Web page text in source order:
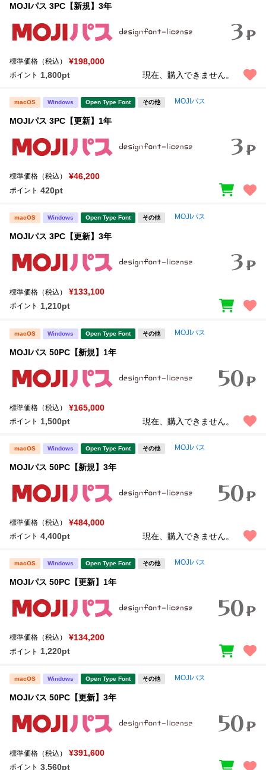
MOJIパス 3PC【新規】3年
標準価格（税込） ¥198,000
ポイント 1,800pt 現在、購入できません。
macOS Windows Open Type Font その他 MOJIパス
MOJIパス 3PC【更新】1年
標準価格（税込） ¥46,200
ポイント 420pt
macOS Windows Open Type Font その他 MOJIパス
MOJIパス 3PC【更新】3年
標準価格（税込） ¥133,100
ポイント 1,210pt
macOS Windows Open Type Font その他 MOJIパス
MOJIパス 50PC【新規】1年
標準価格（税込） ¥165,000
ポイント 1,500pt 現在、購入できません。
macOS Windows Open Type Font その他 MOJIパス
MOJIパス 50PC【新規】3年
標準価格（税込） ¥484,000
ポイント 4,400pt 現在、購入できません。
macOS Windows Open Type Font その他 MOJIパス
MOJIパス 50PC【更新】1年
標準価格（税込） ¥134,200
ポイント 1,220pt
macOS Windows Open Type Font その他 MOJIパス
MOJIパス 50PC【更新】3年
標準価格（税込） ¥391,600
ポイント 3,560pt